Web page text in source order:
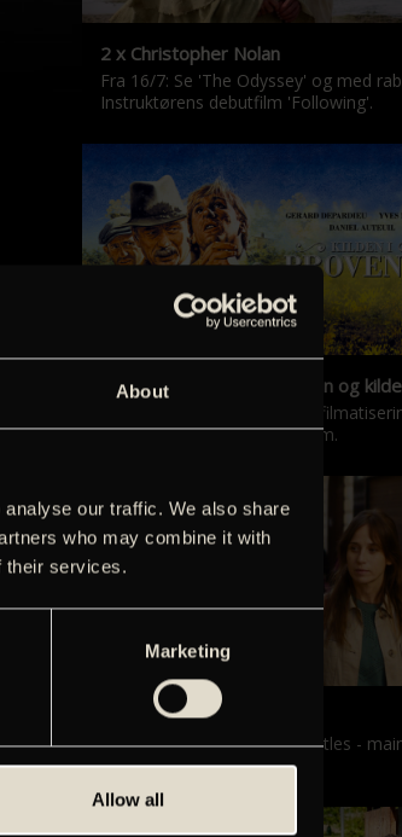
About
our traffic. We also share
who may combine it with
their services.
Marketing
Allow all
2 x Christopher Nolan
Fra 16/7: Se 'The Odyssey' og med
Instruktørens debutfilm 'Following'.
‘Kilden i Provence’ & ‘Manon og
De klassiske Marcel Pagnol-
er tilbage i nyrestaureret form.
Films with English subtitles
Screenings with English subtitles -
our sister cinema, Gloria.